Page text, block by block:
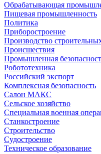
Обрабатывающая
Пищевая промышленность
Политика
Приборостроение
Производство
Происшествия
Промышленная
Робототехника
Российский экспорт
Комплексная безопасность
Салон МАКС
Сельское хозяйство
Специальная военная
Станкостроение
Строительство
Судостроение
Техническое образование